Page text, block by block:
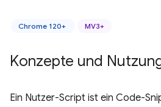
Chrome 120+ MV3+
Konzepte und
Ein Nutzer-Script ist ein Code-